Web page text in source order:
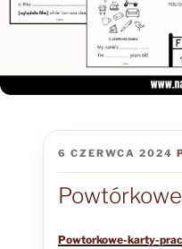
OPUBLIKOWANE
6 CZERWCA 2024
Powtorkowe-karty-